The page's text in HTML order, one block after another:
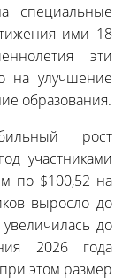
специальные
ими 18
эти
на улучшение
образования.
рост
участниками
по $100,52 на
выросло до
до
2026 года
этом размер